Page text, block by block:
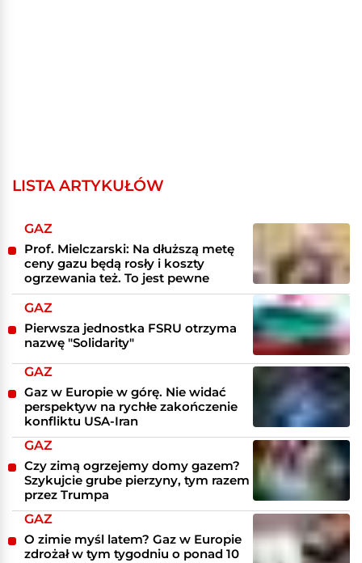
LISTA ARTYKUŁÓW
GAZ
Prof. Mielczarski: Na dłuższą metę
ceny gazu będą rosły i koszty
ogrzewania też. To jest pewne
GAZ
Pierwsza jednostka FSRU otrzyma
nazwę "Solidarity"
GAZ
Gaz w Europie w górę. Nie widać
perspektyw na rychłe zakończenie
konfliktu USA-Iran
GAZ
Czy zimą ogrzejemy domy gazem?
Szykujcie grube pierzyny, tym razem
przez Trumpa
GAZ
O zimie myśl latem? Gaz w Europie
zdrożał w tym tygodniu o ponad 10